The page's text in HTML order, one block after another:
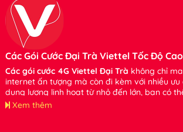
Các Gói Cước Đại Trà Viettel Tốc Độ Cao
Các gói cước 4G Viettel Đại Trà không chỉ
internet ấn tượng mà còn đi kèm với nhiều
dung lượng linh hoạt từ nhỏ đến lớn, bạn có
phù hợp với nhu cầu của mình mà không cần
Xem thêm